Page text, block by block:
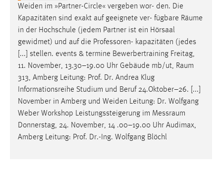
Weiden im »Partner-Circle« vergeben wor- den. Die
Kapazitäten sind exakt auf geeignete ver- fügbare Räume
in der Hochschule (jedem Partner ist ein Hörsaal
gewidmet) und auf die Professoren- kapazitäten (jedes
[...] stellen. events & termine Bewerbertraining Freitag,
11. November, 13.30–19.00 Uhr Gebäude mb/ut, Raum
313, Amberg Leitung: Prof. Dr. Andrea Klug
Informationsreihe Studium und Beruf 24.Oktober–26. [...]
November in Amberg und Weiden Leitung: Dr. Wolfgang
Weber Workshop Leistungssteigerung im Messraum
Donnerstag, 24. November, 14 .00–19.00 Uhr Audimax,
Amberg Leitung: Prof. Dr.-Ing. Wolfgang Blöchl